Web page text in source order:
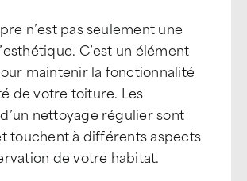
n’est pas seulement une
C’est un élément
maintenir la fonctionnalité
de votre toiture. Les
nettoyage régulier sont
touchent à différents aspects
de votre habitat.